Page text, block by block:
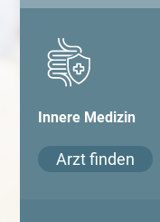
Innere Medizin
Arzt finden